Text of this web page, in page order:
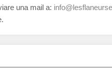
una mail a: